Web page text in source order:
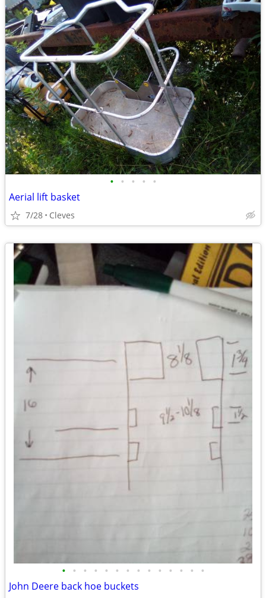
• • • • •
Aerial lift basket
7/28 Cleves
• • • • • • • • • • • • • •
John Deere back hoe buckets